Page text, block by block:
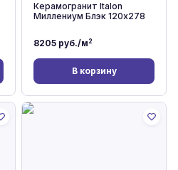
Керамогранит Italon
Миллениум Блэк 120x278
8205 руб./м2
В корзину